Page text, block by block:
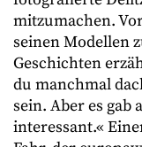
mitzumachen.
seinen Modellen
Geschichten
du manchmal
sein. Aber es gab
interessant.«